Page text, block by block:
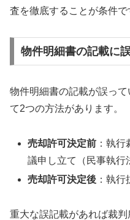
査を徹底することが条件で
物件明細書の記載に
物件明細書の記載が誤っ
て2つの方法があります。
売却許可決定前 ：執
議申し立て（民事執行
売却許可決定後 ：執
重大な誤記載があれば裁